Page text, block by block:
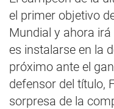
el primer objetivo
Mundial y ahora
es instalarse en la
próximo ante el
defensor del título,
sorpresa de la